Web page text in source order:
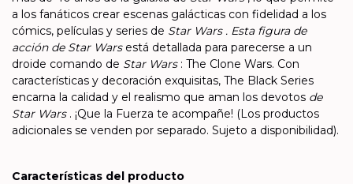
a los fanáticos crear escenas galácticas con fidelidad a los
cómics, películas y series de Star Wars . Esta figura de
acción de Star Warsestá detallada para parecerse a un
droide comando de Star Wars: The Clone Wars. Con
características y decoración exquisitas, The Black Series
encarna la calidad y el realismo que aman los devotos de
Star Wars. ¡Que la Fuerza te acompañe! (Los productos
adicionales se venden por separado. Sujeto a disponibilidad).
Características del producto